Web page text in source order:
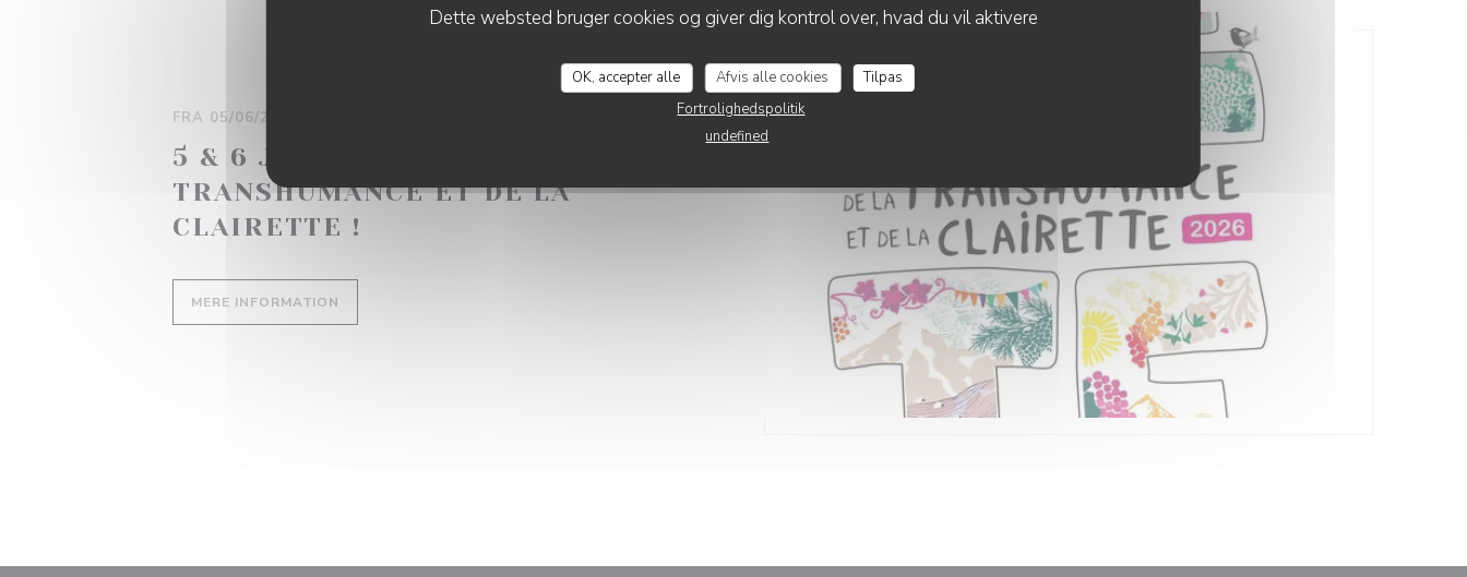
Dette websted bruger cookies og giver dig kontrol over, hvad du vil aktivere
OK, accepter alle Afvis alle cookies
Tilpas
Fortrolighedspolitik
undefined
FRA 05/06/2026 TIL 21/06/2026 FRA 09H00 TIL 23H45
5 & 6 JUIN 2026 | FÊTE DE LA
TRANSHUMANCE ET DE LA
CLAIRETTE !
MERE INFORMATION